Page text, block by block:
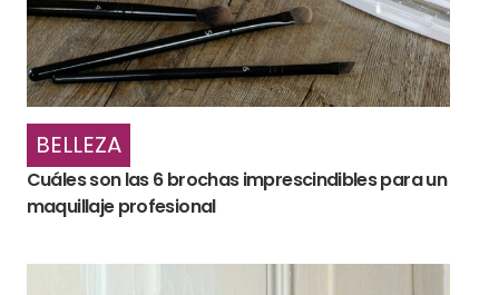
BELLEZA
Cuáles son las 6 brochas imprescindibles para un
maquillaje profesional